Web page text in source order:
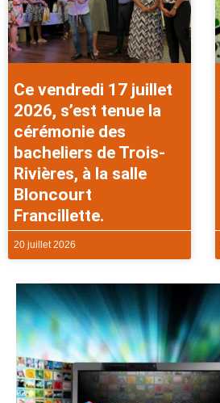
Ce vendredi 17 juillet
2026, s’est tenue la
cérémonie des
bacheliers de Trois-
Rivières, à la salle
Bloncourt
Francillette.
20 juillet 2026